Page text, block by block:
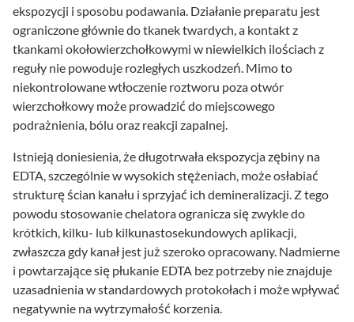
ekspozycji i sposobu podawania. Działanie preparatu jest
ograniczone głównie do tkanek twardych, a kontakt z
tkankami okołowierzchołkowymi w niewielkich ilościach z
reguły nie powoduje rozległych uszkodzeń. Mimo to
niekontrolowane wtłoczenie roztworu poza otwór
wierzchołkowy może prowadzić do miejscowego
podrażnienia, bólu oraz reakcji zapalnej.
Istnieją doniesienia, że długotrwała ekspozycja zębiny na
EDTA, szczególnie w wysokich stężeniach, może osłabiać
strukturę ścian kanału i sprzyjać ich demineralizacji. Z tego
powodu stosowanie chelatora ogranicza się zwykle do
krótkich, kilku- lub kilkunastosekundowych aplikacji,
zwłaszcza gdy kanał jest już szeroko opracowany. Nadmierne
i powtarzające się płukanie EDTA bez potrzeby nie znajduje
uzasadnienia w standardowych protokołach i może wpływać
negatywnie na wytrzymałość korzenia.